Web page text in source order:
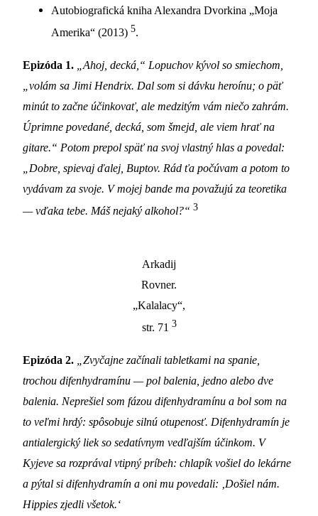
Autobiografická kniha Alexandra Dvorkina „Moja
Amerika“ (2013) 5.
Epizóda 1. „Ahoj, decká,“ Lopuchov kývol so smiechom,
„volám sa Jimi Hendrix. Dal som si dávku heroínu; o päť
minút to začne účinkovať, ale medzitým vám niečo zahrám.
Úprimne povedané, decká, som šmejd, ale viem hrať na
gitare.“ Potom prepol späť na svoj vlastný hlas a povedal:
„Dobre, spievaj ďalej, Buptov. Rád ťa počúvam a potom to
vydávam za svoje. V mojej bande ma považujú za teoretika
—vďaka tebe. Máš nejaký alkohol?“ 3
Arkadij
Rovner.
„Kalalacy“,
str. 71 3
Epizóda 2.
„Zvyčajne začínali tabletkami na spanie,
trochou difenhydramínu —pol balenia, jedno alebo dve
balenia. Neprešiel som fázou difenhydramínu a bol som na
to veľmi hrdý: spôsobuje silnú otupenosť. Difenhydramín je
antialergický liek so sedatívnym vedľajším účinkom. V
Kyjeve sa rozprával vtipný príbeh: chlapík vošiel do lekárne
a pýtal si difenhydramín a oni mu povedali: ‚Došiel nám.
Hippies zjedli všetok.‘